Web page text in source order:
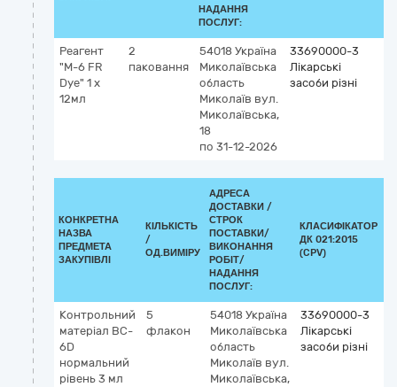
НАДАННЯ
ПОСЛУГ:
Реагент
"M-6 FR
Dye" 1 х
12мл
2
паковання
54018 Україна
Миколаївська
область
Миколаїв вул.
Миколаївська,
18
по 31-12-2026
33690000-3
Лікарські
засоби різні
КОНКРЕТНА
НАЗВА
ПРЕДМЕТА
ЗАКУПІВЛІ
КІЛЬКІСТЬ
/
ОД.ВИМІРУ
АДРЕСА
ДОСТАВКИ /
СТРОК
ПОСТАВКИ/
ВИКОНАННЯ
РОБІТ/
НАДАННЯ
ПОСЛУГ:
КЛАСИФІКАТОР
ДК 021:2015
(CPV)
Контрольний
матеріал BC-
6D
нормальний
рівень 3 мл
5
флакон
54018 Україна
Миколаївська
область
Миколаїв вул.
Миколаївська,
33690000-3
Лікарські
засоби різні